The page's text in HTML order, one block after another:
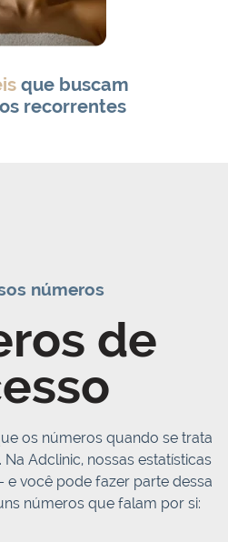
que buscam
recorrentes
números
de
os números quando se trata
Adclinic, nossas estatísticas
você pode fazer parte dessa
números que falam por si: